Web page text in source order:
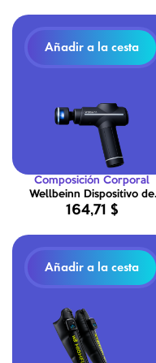
Añadir a la cesta
Composición Corporal
Wellbeinn Dispositivo de
masaje BE IN 02 3D Pro
164,71 $
Añadir a la cesta